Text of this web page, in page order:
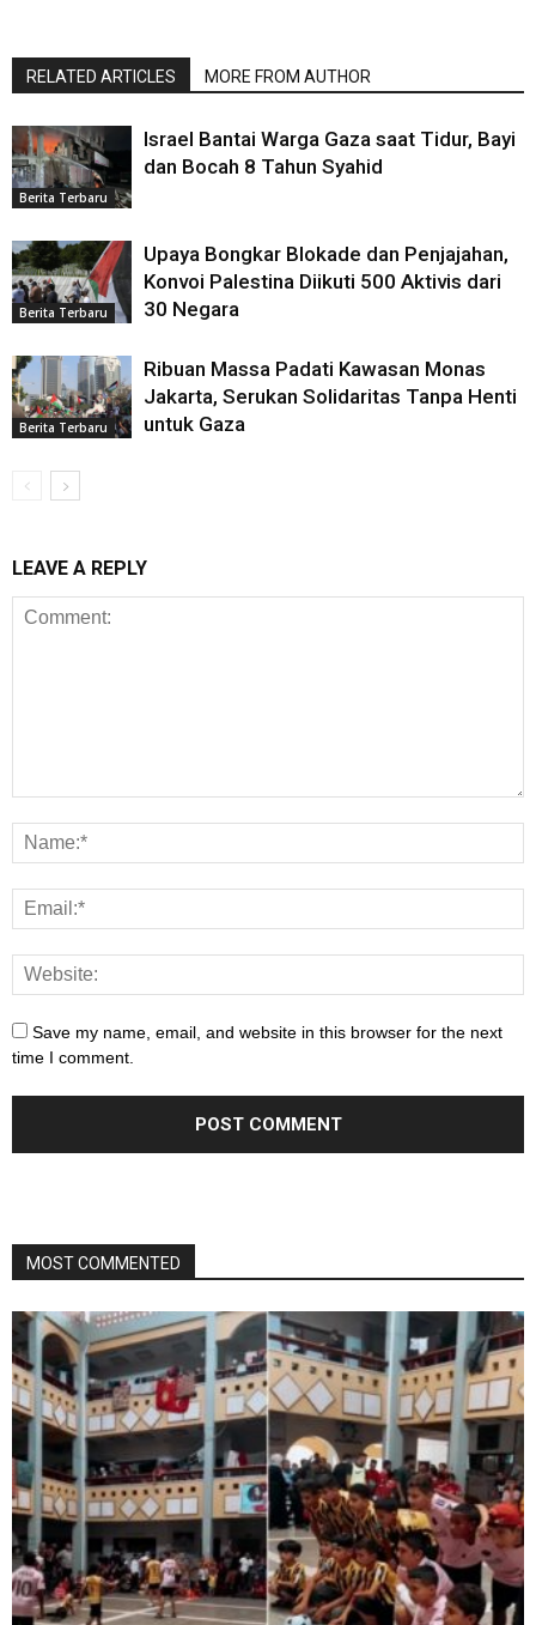
RELATED ARTICLES MORE FROM AUTHOR
Berita Terbaru
Israel Bantai Warga Gaza saat Tidur, Bayi
dan Bocah 8 Tahun Syahid
Berita Terbaru
Upaya Bongkar Blokade dan Penjajahan,
Konvoi Palestina Diikuti 500 Aktivis dari
30 Negara
Berita Terbaru
Ribuan Massa Padati Kawasan Monas
Jakarta, Serukan Solidaritas Tanpa Henti
untuk Gaza
LEAVE A REPLY
Save my name, email, and website in this browser for the next
time I comment.
MOST COMMENTED